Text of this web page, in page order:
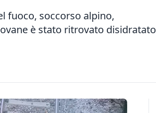
fuoco, soccorso alpino,
è stato ritrovato disidratato